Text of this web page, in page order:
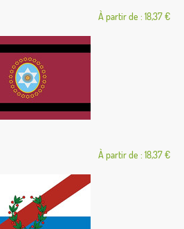
À partir de : 18,37 €
À partir de : 18,37 €